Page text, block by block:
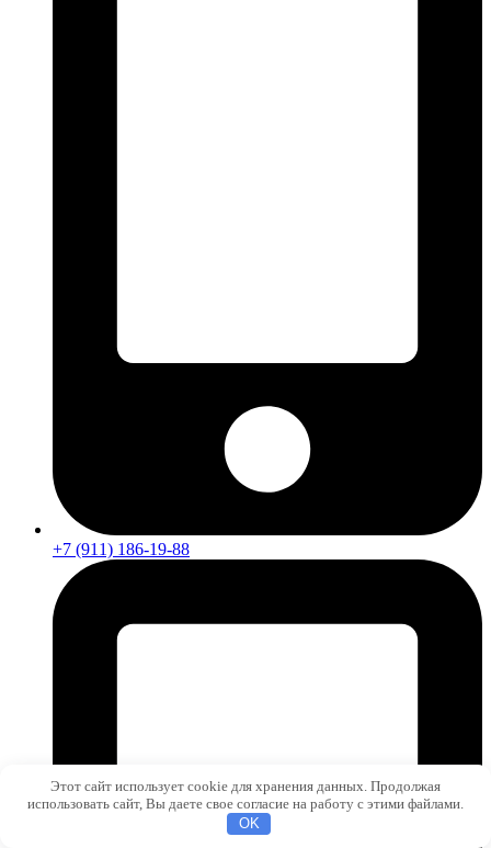
+7 (911) 186-19-88
Этот сайт использует cookie для хранения данных. Продолжая
использовать сайт, Вы даете свое согласие на работу с этими файлами.
OK